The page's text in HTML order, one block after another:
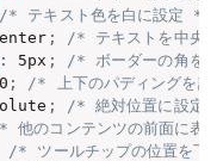
/* テキスト色を白に設定 */
;
/* テキストを中央
: 5px ;
/* ボーダーの角を
;
/* 上下のパディングを
;
/* 絶対位置に設
他のコンテンツの前面に
/* ツールチップの位置を